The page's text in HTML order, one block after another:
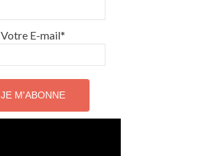
Votre E-mail*